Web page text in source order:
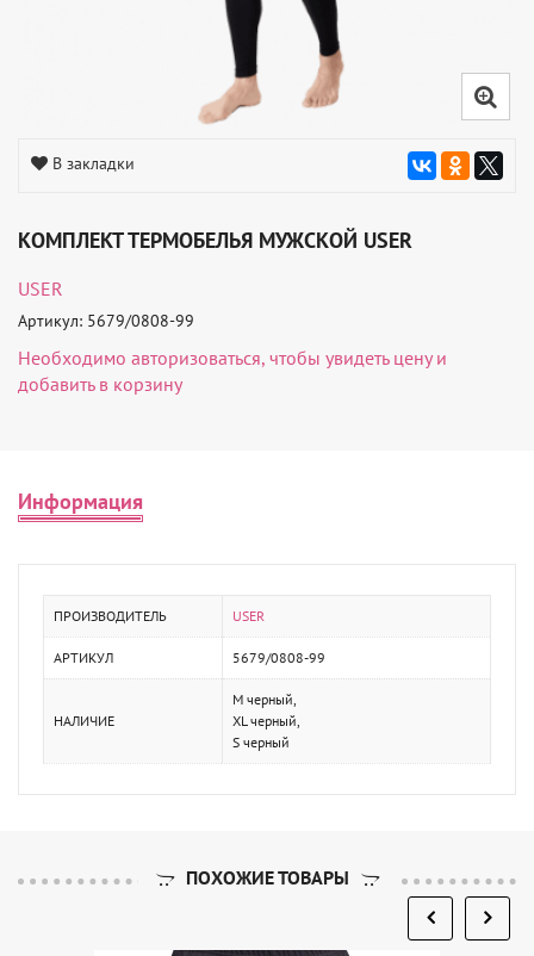
В закладки
КОМПЛЕКТ ТЕРМОБЕЛЬЯ МУЖСКОЙ USER
USER
Артикул: 5679/0808-99
Необходимо авторизоваться, чтобы увидеть цену и
добавить в корзину
Информация
ПРОИЗВОДИТЕЛЬ USER
АРТИКУЛ 5679/0808-99
НАЛИЧИЕ
M черный,
XL черный,
S черный
ПОХОЖИЕ ТОВАРЫ